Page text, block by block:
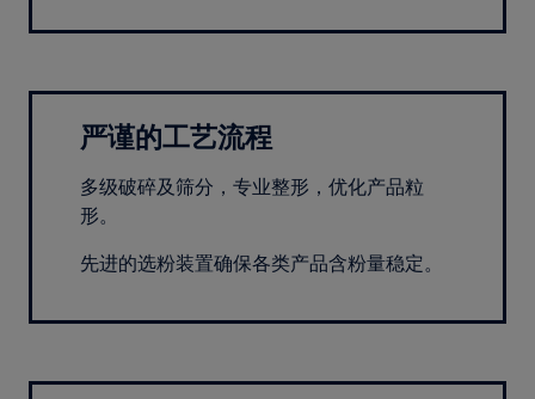
严谨的工艺流程
多级破碎及筛分，专业整形，优化产品粒
形。
先进的选粉装置确保各类产品含粉量稳定。